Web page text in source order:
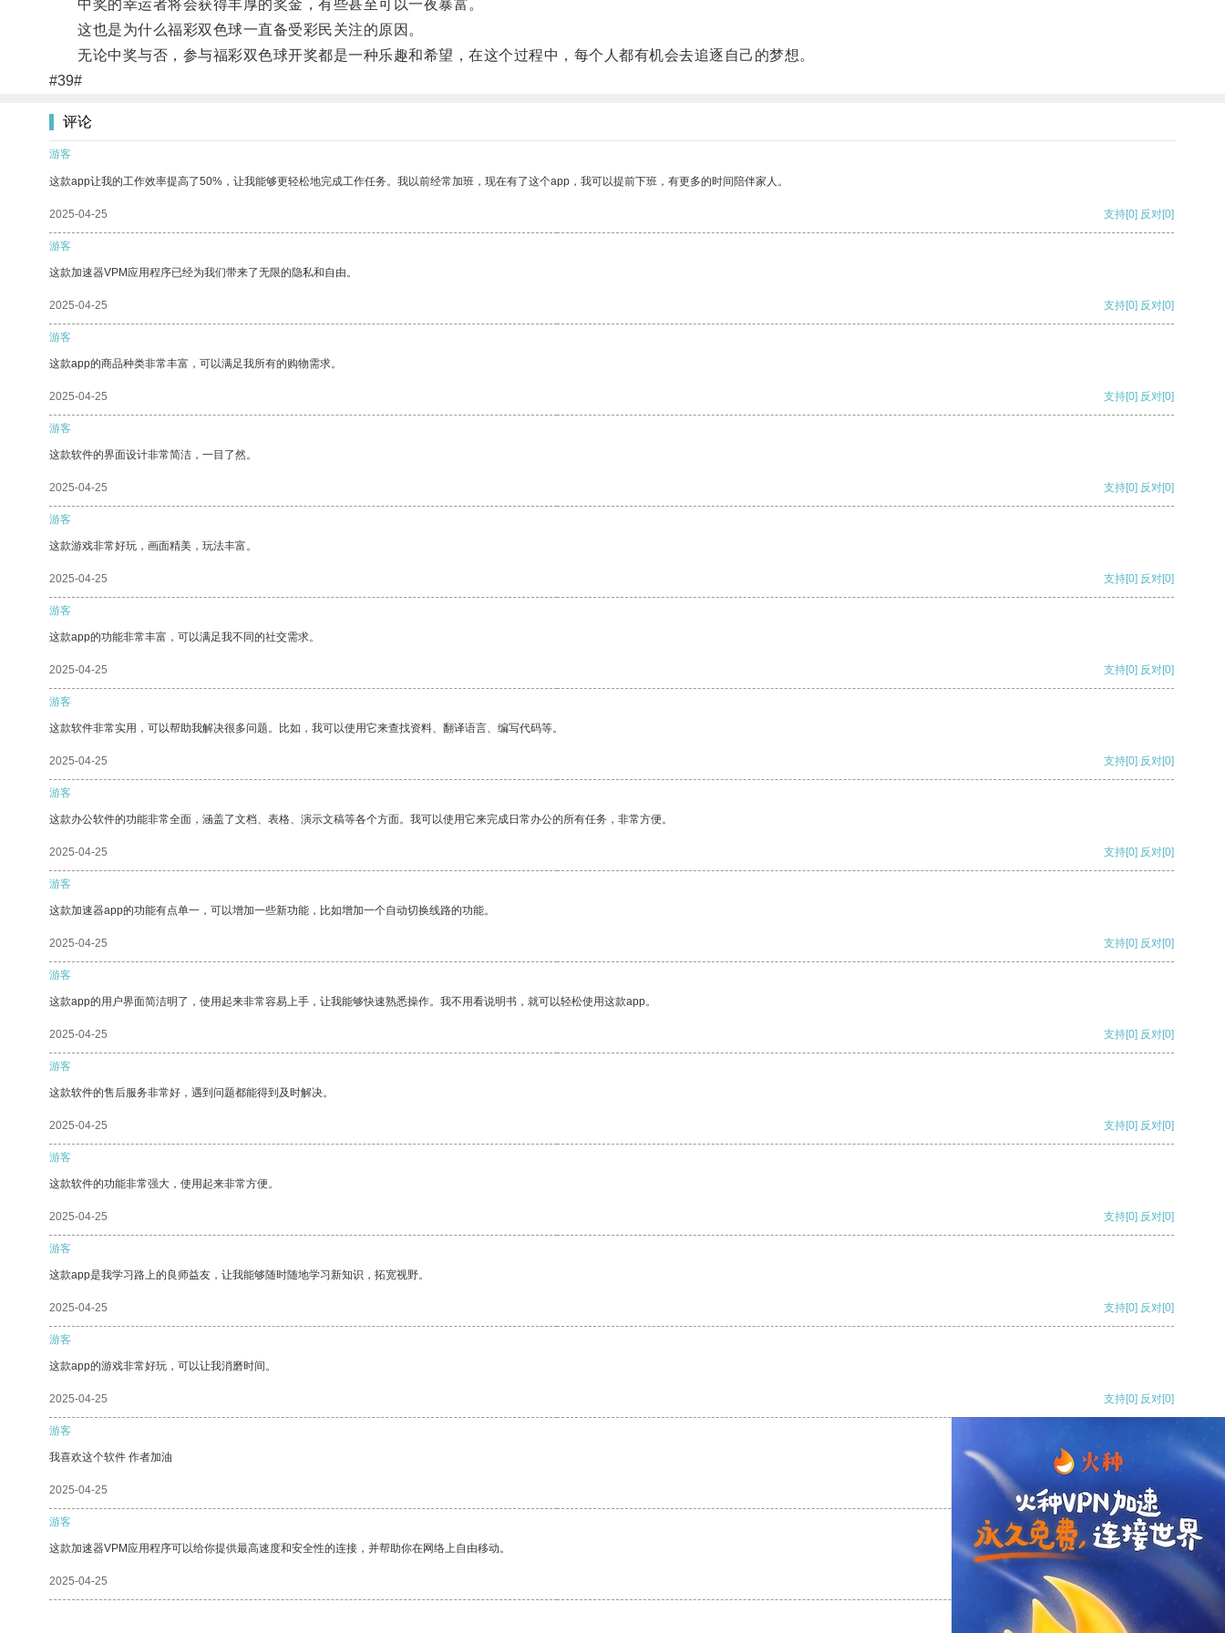
中奖的幸运者将会获得丰厚的奖金，有些甚至可以一夜暴富。
这也是为什么福彩双色球一直备受彩民关注的原因。
无论中奖与否，参与福彩双色球开奖都是一种乐趣和希望，在这个过程中，每个人都有机会去追逐自己的梦想。
#39#
评论
游客
这款app让我的工作效率提高了50%，让我能够更轻松地完成工作任务。我以前经常加班，现在有了这个app，我可以提前下班，有更多的时间陪伴家人。
2025-04-25 支持[0] 反对[0]
游客
这款加速器VPM应用程序已经为我们带来了无限的隐私和自由。
2025-04-25 支持[0] 反对[0]
游客
这款app的商品种类非常丰富，可以满足我所有的购物需求。
2025-04-25 支持[0] 反对[0]
游客
这款软件的界面设计非常简洁，一目了然。
2025-04-25 支持[0] 反对[0]
游客
这款游戏非常好玩，画面精美，玩法丰富。
2025-04-25 支持[0] 反对[0]
游客
这款app的功能非常丰富，可以满足我不同的社交需求。
2025-04-25 支持[0] 反对[0]
游客
这款软件非常实用，可以帮助我解决很多问题。比如，我可以使用它来查找资料、翻译语言、编写代码等。
2025-04-25 支持[0] 反对[0]
游客
这款办公软件的功能非常全面，涵盖了文档、表格、演示文稿等各个方面。我可以使用它来完成日常办公的所有任务，非常方便。
2025-04-25 支持[0] 反对[0]
游客
这款加速器app的功能有点单一，可以增加一些新功能，比如增加一个自动切换线路的功能。
2025-04-25 支持[0] 反对[0]
游客
这款app的用户界面简洁明了，使用起来非常容易上手，让我能够快速熟悉操作。我不用看说明书，就可以轻松使用这款app。
2025-04-25 支持[0] 反对[0]
游客
这款软件的售后服务非常好，遇到问题都能得到及时解决。
2025-04-25 支持[0] 反对[0]
游客
这款软件的功能非常强大，使用起来非常方便。
2025-04-25 支持[0] 反对[0]
游客
这款app是我学习路上的良师益友，让我能够随时随地学习新知识，拓宽视野。
2025-04-25 支持[0] 反对[0]
游客
这款app的游戏非常好玩，可以让我消磨时间。
2025-04-25 支持[0] 反对[0]
游客
我喜欢这个软件 作者加油
2025-04-25 支持 反对
游客
这款加速器VPM应用程序可以给你提供最高速度和安全性的连接，并帮助你在网络上自由移动。
2025-04-25 [0]